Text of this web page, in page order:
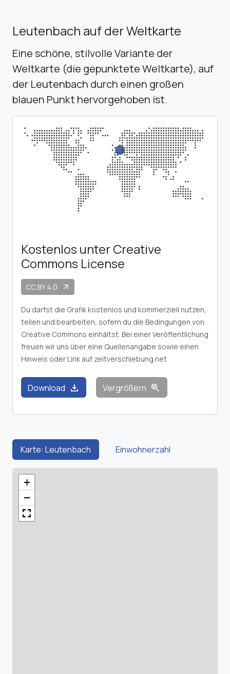
Leutenbach auf der Weltkarte
Eine schöne, stilvolle Variante der
Weltkarte (die gepunktete Weltkarte), auf
der Leutenbach durch einen großen
blauen Punkt hervorgehoben ist.
Kostenlos unter Creative
Commons License
CC BY 4.0 arrow_outward
Du darfst die Grafik kostenlos und kommerziell nutzen,
teilen und bearbeiten, sofern du die Bedingungen von
Creative Commons einhältst. Bei einer Veröffentlichung
freuen wir uns über eine Quellenangabe sowie einen
Hinweis oder Link auf zeitverschiebung.net
Download download Vergrößern zoom_in
Karte: Leutenbach Einwohnerzahl
+
−